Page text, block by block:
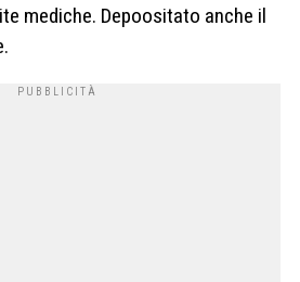
mediche. Depoositato anche il